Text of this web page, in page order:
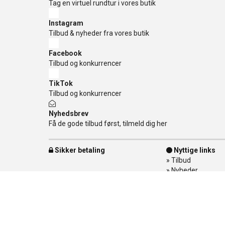
Tag en virtuel rundtur i vores butik
Instagram
Tilbud & nyheder fra vores butik
Facebook
Tilbud og konkurrencer
TikTok
Tilbud og konkurrencer
Nyhedsbrev
Få de gode tilbud først, tilmeld dig her
Sikker betaling
Nyttige links
» Tilbud
» Nyheder